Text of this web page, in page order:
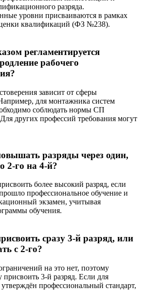
разряда.
уровни присваиваются в рамках
квалификаций (ФЗ №238).
регламентируется
рабочего
зависит от сферы
для монтажника систем
соблюдать нормы СП
других профессий требования могут
разряды через один,
2-го на 4-й?
более высокий разряд, если
профессиональное обучение и
экзамен, учитывая
обучения.
сразу 3-й разряд, или
с 2-го?
на это нет, поэтому
присвоить 3-й разряд. Если для
профессиональный стандарт,